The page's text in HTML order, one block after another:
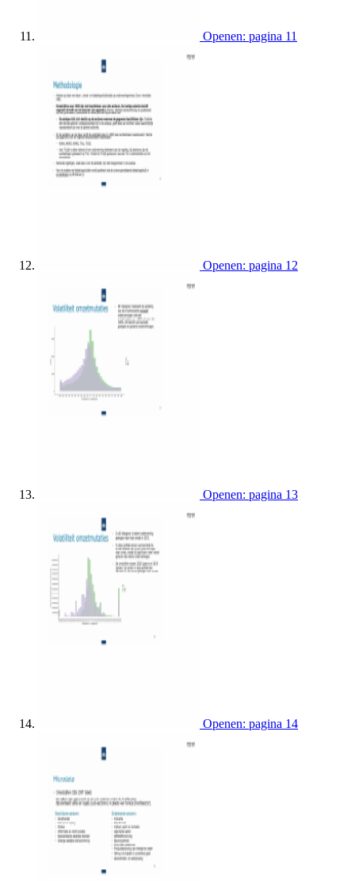
Openen: pagina 11
Openen: pagina 12
Openen: pagina 13
Openen: pagina 14